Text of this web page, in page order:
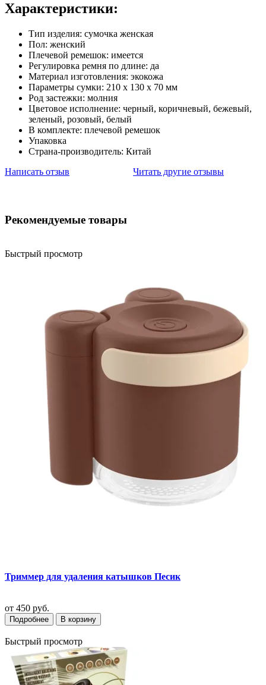
Характеристики:
Тип изделия: сумочка женская
Пол: женский
Плечевой ремешок: имеется
Регулировка ремня по длине: да
Материал изготовления: экокожа
Параметры сумки: 210 х 130 х 70 мм
Род застежки: молния
Цветовое исполнение: черный, коричневый, бежевый,
зеленый, розовый, белый
В комплекте: плечевой ремешок
Упаковка
Страна-производитель: Китай
Написать отзыв
Читать другие отзывы
Рекомендуемые товары
Быстрый просмотр
Триммер для удаления катышков Песик
от 450 руб.
Подробнее В корзину
Быстрый просмотр